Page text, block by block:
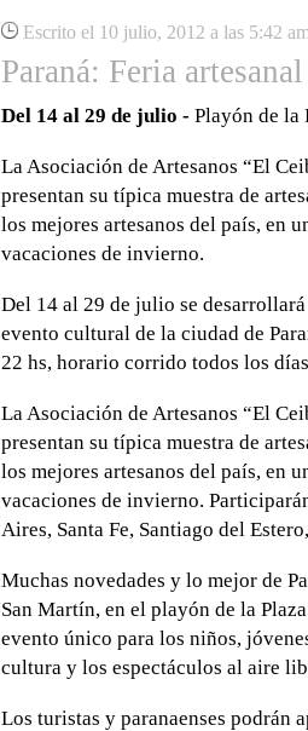
Escrito el 10 julio, 2012 a las 5:42
Paraná: Feria
Del 14 al 29 de julio - Playón de la
La Asociación de Artesanos “El
presentan su típica muestra de
los mejores artesanos del país, en
vacaciones de invierno.
Del 14 al 29 de julio se
evento cultural de la ciudad de
22 hs, horario corrido todos los
La Asociación de Artesanos “El
presentan su típica muestra de
los mejores artesanos del país, en
vacaciones de invierno.
Aires, Santa Fe, Santiago del
Muchas novedades y lo mejor de
San Martín, en el playón de la
evento único para los niños,
cultura y los espectáculos al aire
Los turistas y paranaenses podrán